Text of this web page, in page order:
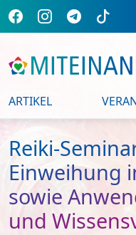
ARTIKEL
Reiki-
Einweihung
sowie
und